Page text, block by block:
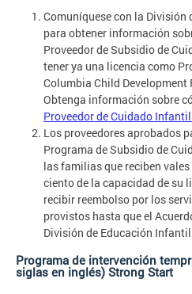
Comuníquese con la División
para obtener información
Proveedor de Subsidio de
tener ya una licencia como
Columbia Child
Obtenga información sobre
Proveedor de Cuidado
Los proveedores aprobados
Programa de Subsidio de
las familias que reciben
ciento de la capacidad de su
recibir reembolso por los
provistos hasta que el
División de Educación
Programa de intervención
siglas en inglés) Strong Start